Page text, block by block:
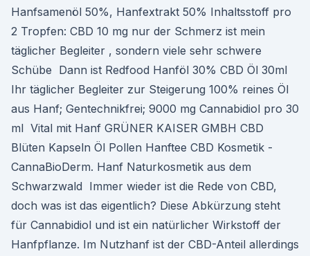
Hanfsamenöl 50%, Hanfextrakt 50% Inhaltsstoff pro
2 Tropfen: CBD 10 mg nur der Schmerz ist mein
täglicher Begleiter , sondern viele sehr schwere
Schübe Dann ist Redfood Hanföl 30% CBD Öl 30ml
Ihr täglicher Begleiter zur Steigerung 100% reines Öl
aus Hanf; Gentechnikfrei; 9000 mg Cannabidiol pro 30
ml Vital mit Hanf GRÜNER KAISER GMBH CBD
Blüten Kapseln Öl Pollen Hanftee CBD Kosmetik -
CannaBioDerm. Hanf Naturkosmetik aus dem
Schwarzwald Immer wieder ist die Rede von CBD,
doch was ist das eigentlich? Diese Abkürzung steht
für Cannabidiol und ist ein natürlicher Wirkstoff der
Hanfpflanze. Im Nutzhanf ist der CBD-Anteil allerdings